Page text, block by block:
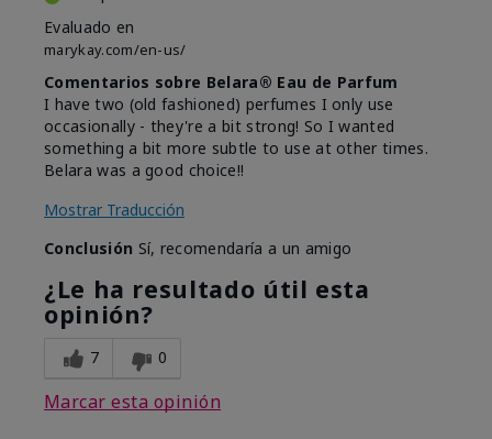
Evaluado en
marykay.com/en-us/
Comentarios sobre Belara® Eau de Parfum
I have two (old fashioned) perfumes I only use
occasionally - they're a bit strong! So I wanted
something a bit more subtle to use at other times.
Belara was a good choice!!
Mostrar Traducción
Conclusión Sí, recomendaría a un amigo
¿Le ha resultado útil esta
opinión?
7 0
Marcar esta opinión